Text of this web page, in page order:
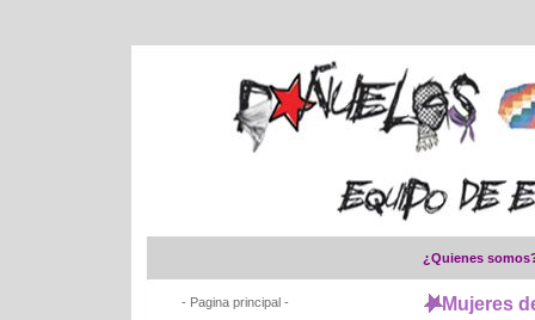
¿Quienes
- Pagina principal - Mujeres